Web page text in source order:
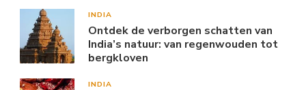
INDIA
Ontdek de verborgen schatten van
India’s natuur: van regenwouden tot
bergkloven
INDIA